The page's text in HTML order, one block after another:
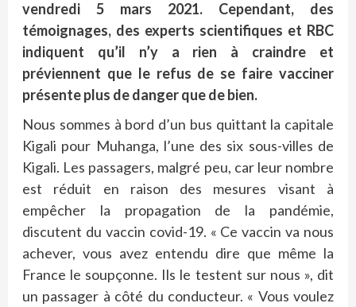
vendredi 5 mars 2021. Cependant, des
témoignages, des experts scientifiques et RBC
indiquent qu’il n’y a rien à craindre et
préviennent que le refus de se faire vacciner
présente plus de danger que de bien.
Nous sommes à bord d’un bus quittant la capitale
Kigali pour Muhanga, l’une des six sous-villes de
Kigali. Les passagers, malgré peu, car leur nombre
est réduit en raison des mesures visant à
empêcher la propagation de la pandémie,
discutent du vaccin covid-19. « Ce vaccin va nous
achever, vous avez entendu dire que même la
France le soupçonne. Ils le testent sur nous », dit
un passager à côté du conducteur. « Vous voulez